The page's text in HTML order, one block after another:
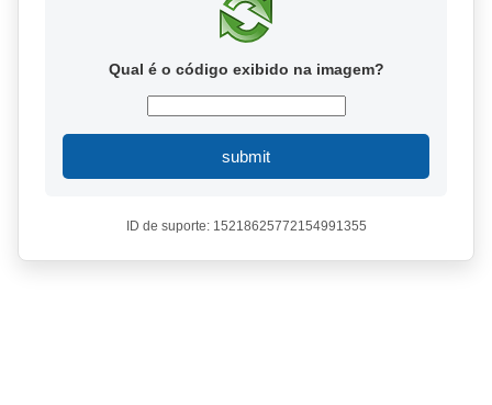
Qual é o código exibido na imagem?
submit
ID de suporte: 15218625772154991355